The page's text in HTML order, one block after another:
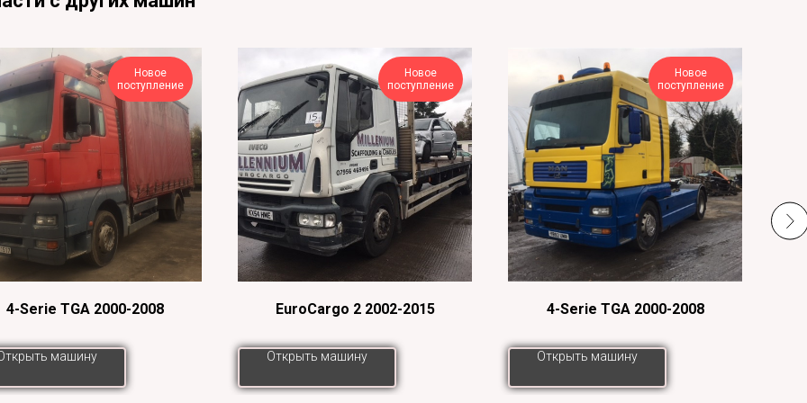
Новое
поступление
4-Serie TGA 2000-2008
машину
Новое
поступление
EuroCargo 2 2002-2015
Открыть машину
Новое
поступление
4-Serie TGA 2000-2008
Открыть машину